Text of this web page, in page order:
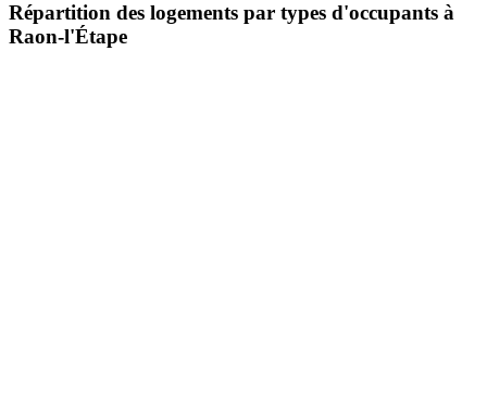
Répartition des logements par types d'occupants à
Raon-l'Étape